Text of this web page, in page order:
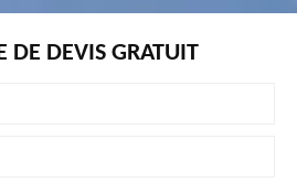
DE DEVIS GRATUIT